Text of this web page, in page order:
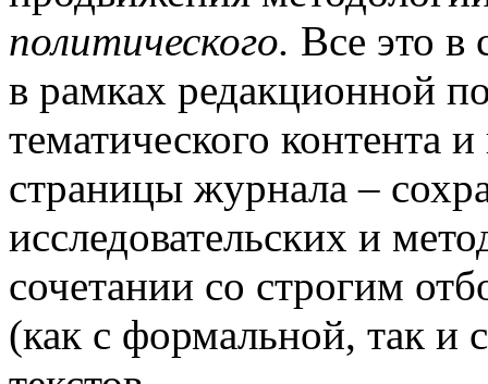
политического. Все это в
в рамках редакционной
тематического контента
страницы журнала –
исследовательских и
сочетании со строгим
(как с формальной, так и